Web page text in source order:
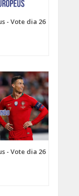
- Vote dia 26
- Vote dia 26